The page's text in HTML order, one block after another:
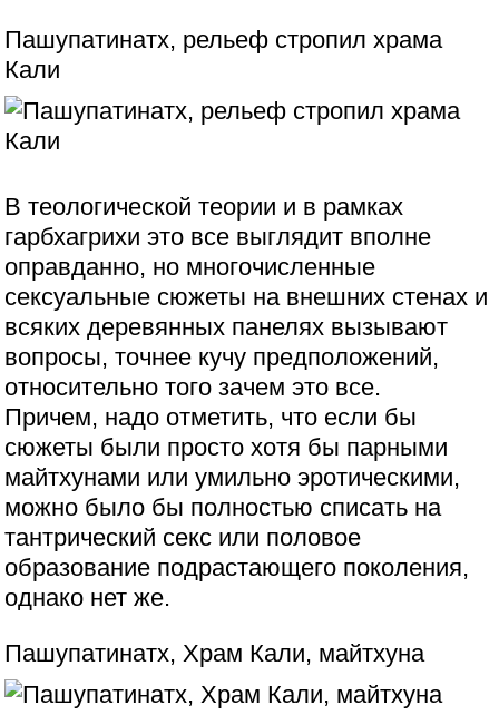
Пашупатинатх, рельеф стропил храма
Кали
В теологической теории и в рамках
гарбхагрихи это все выглядит вполне
оправданно, но многочисленные
сексуальные сюжеты на внешних стенах и
всяких деревянных панелях вызывают
вопросы, точнее кучу предположений,
относительно того зачем это все.
Причем, надо отметить, что если бы
сюжеты были просто хотя бы парными
майтхунами или умильно эротическими,
можно было бы полностью списать на
тантрический секс или половое
образование подрастающего поколения,
однако нет же.
Пашупатинатх, Храм Кали, майтхуна